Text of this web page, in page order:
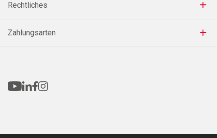
Rechtliches
Zahlungsarten